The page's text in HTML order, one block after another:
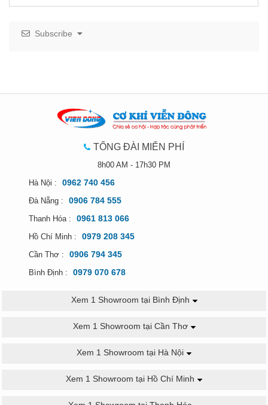
Subscribe
TỔNG ĐÀI MIỄN PHÍ
8h00 AM - 17h30 PM
Hà Nội :
0962 740 456
Đà Nẵng : 0906 784 555
Thanh Hóa : 0961 813 066
Hồ Chí Minh : 0979 208 345
Cần Thơ : 0906 794 345
Bình Định : 0979 070 678
Xem 1 Showroom tại Bình Định
Xem 1 Showroom tại Cần Thơ
Xem 1 Showroom tại Hà Nội
Xem 1 Showroom tại Hồ Chí Minh